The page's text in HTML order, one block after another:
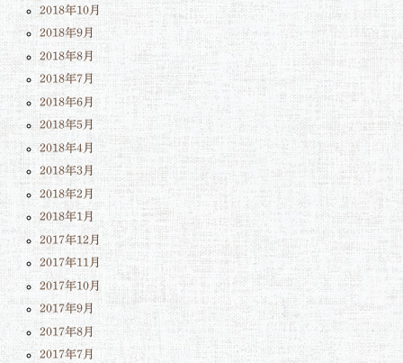
2018年10月
2018年9月
2018年8月
2018年7月
2018年6月
2018年5月
2018年4月
2018年3月
2018年2月
2018年1月
2017年12月
2017年11月
2017年10月
2017年9月
2017年8月
2017年7月